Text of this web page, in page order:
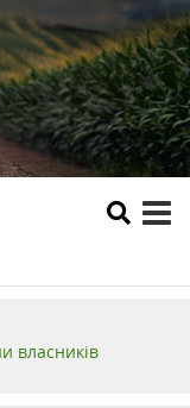
власників